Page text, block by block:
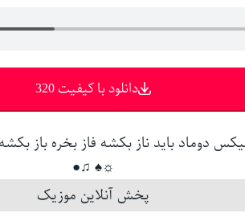
دانلود با کیفیت 320
☼♠ ♫●
پخش آنلاین موزیک